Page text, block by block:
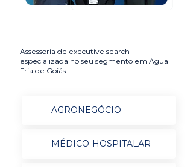
Assessoria de executive search
especializada no seu segmento em Água
Fria de Goiás
AGRONEGÓCIO
MÉDICO-HOSPITALAR